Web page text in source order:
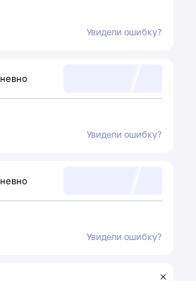
Увидели ошибку?
Увидели ошибку?
Увидели ошибку?